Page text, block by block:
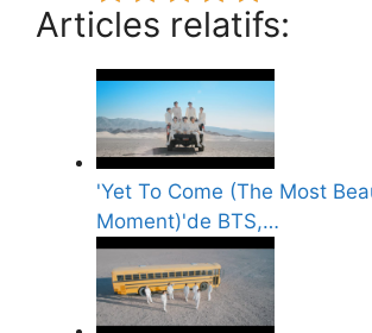
Articles relatifs:
'Yet To Come (The Most
Moment)'de BTS,…